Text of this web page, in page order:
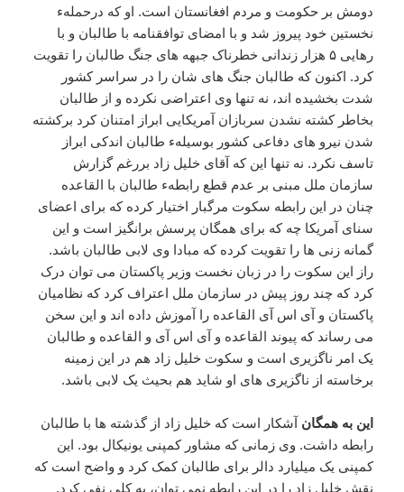
دومش بر حکومت و مردم افغانستان است. او که درحملهء
نخستین خود پیروز شد و با امضای توافقنامه با طالبان و با
رهایی ۵ هزار زندانی خطرناک جبهه های جنگ طالبان را تقویت
کرد. اکنون که طالبان جنگ های شان را در سراسر کشور
شدت بخشیده اند، نه تنها وی اعتراضی نکرده و از طالبان
بخاطر کشته نشدن سربازان آمریکایی ابراز امتنان کرد برکشته
شدن نیرو های دفاعی کشور بوسیلهء طالبان اندکی ابراز
تاسف نکرد. نه تنها این که آقای خلیل زاد بررغم گزارش
سازمان ملل مبنی بر عدم قطع رابطهء طالبان با القاعده
چنان در این رابطه سکوت مرگبار اختیار کرده که برای اعضای
سنای آمریکا چه که برای همگان پرسش برانگیز است و این
گمانه زنی ها را تقویت کرده که مبادا وی لابی طالبان باشد.
راز این سکوت را در زبان نخست وزیر پاکستان می توان درک
کرد که چند روز پیش در سازمان ملل اعتراف کرد که نظامیان
پاکستان و آی اس آی القاعده را آموزش داده اند و این سخن
می رساند که پیوند القاعده و آی اس آی و القاعده و طالبان
یک امر ناگزیری است و سکوت خلیل زاد هم در این زمینه
برخاسته از ناگزیری های او شاید هم بحیث یک لابی باشد.
این به همگان آشکار است که خلیل زاد از گذشته ها با طالبان
رابطه داشت. وی زمانی که مشاور کمپنی یونیکال بود. این
کمپنی یک میلیارد دالر برای طالبان کمک کرد و واضح است که
نقش خلیل زاد را در این رابطه نمی توان، به کلی نفی کرد.